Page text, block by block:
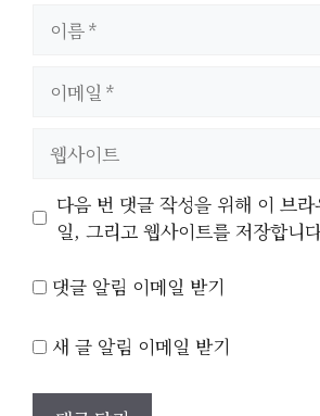
트
다음 번 댓글 작성을 위해 이 브
일, 그리고 웹사이트를 저장합니
댓글 알림 이메일 받기
새 글 알림 이메일 받기